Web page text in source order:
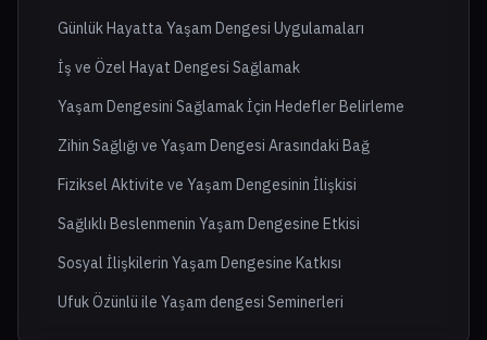
Günlük Hayatta Yaşam Dengesi Uygulamaları
İş ve Özel Hayat Dengesi Sağlamak
Yaşam Dengesini Sağlamak İçin Hedefler Belirleme
Zihin Sağlığı ve Yaşam Dengesi Arasındaki Bağ
Fiziksel Aktivite ve Yaşam Dengesinin İlişkisi
Sağlıklı Beslenmenin Yaşam Dengesine Etkisi
Sosyal İlişkilerin Yaşam Dengesine Katkısı
Ufuk Özünlü ile Yaşam dengesi Seminerleri